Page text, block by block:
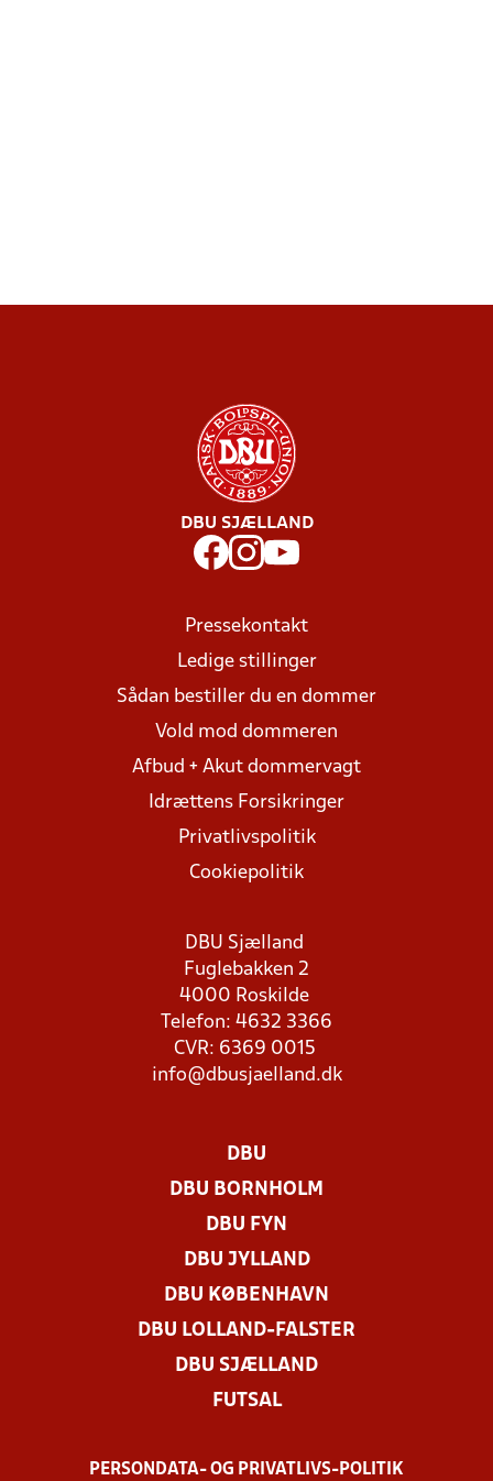
DBU SJÆLLAND
Pressekontakt
Ledige stillinger
Sådan bestiller du en dommer
Vold mod dommeren
Afbud + Akut dommervagt
Idrættens Forsikringer
Privatlivspolitik
Cookiepolitik
DBU Sjælland
Fuglebakken 2
4000 Roskilde
Telefon: 4632 3366
CVR: 6369 0015
info@dbusjaelland.dk
DBU
DBU BORNHOLM
DBU FYN
DBU JYLLAND
DBU KØBENHAVN
DBU LOLLAND-FALSTER
DBU SJÆLLAND
FUTSAL
PERSONDATA- OG PRIVATLIVS-POLITIK